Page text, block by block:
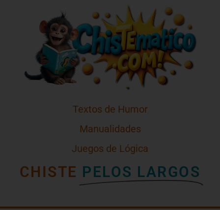
Textos de Humor
Manualidades
Juegos de Lógica
CHISTE PELOS LARGOS